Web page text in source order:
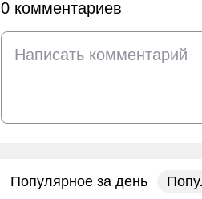
0 комментариев
Популярное за день